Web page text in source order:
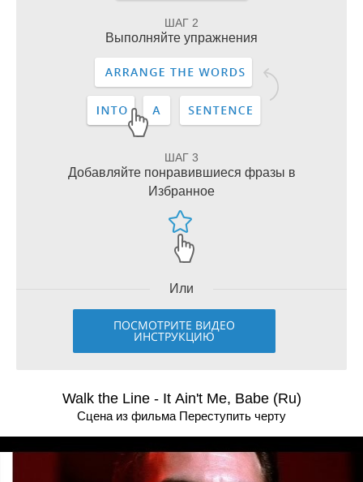
ШАГ 2
Выполняйте упражнения
ШАГ 3
Добавляйте понравившиеся фразы в
Избранное
Или
ПОСМОТРИТЕ ВИДЕО
ИНСТРУКЦИЮ
Walk the Line - It Ain't Me, Babe (Ru)
Сцена из фильма Переступить черту